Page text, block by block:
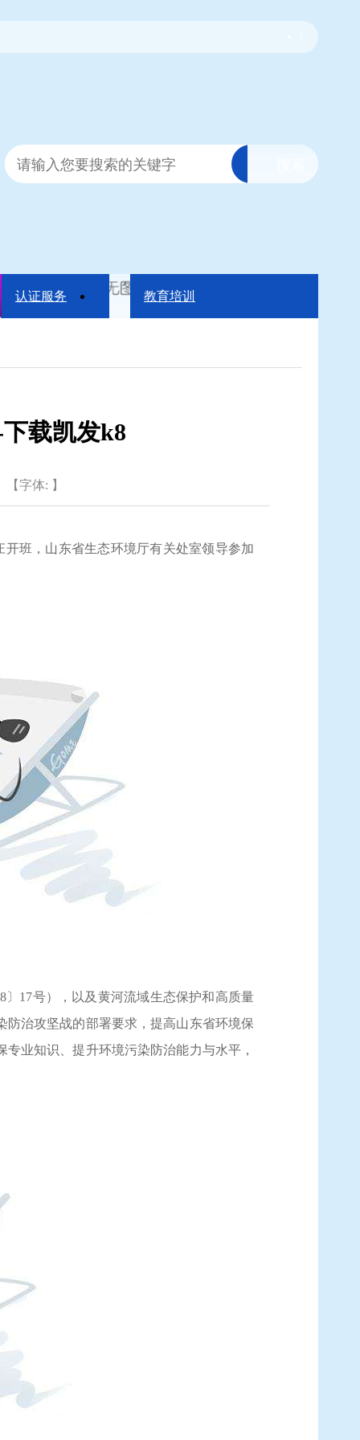
认证服务 教育培训
载凯发k8
【字体: 】
开班，山东省生态环境厅有关处室领导参加
〕17号），以及黄河流域生态保护和高质量
防治攻坚战的部署要求，提高山东省环境保
业知识、提升环境污染防治能力与水平，